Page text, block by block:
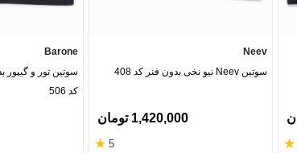
★
Neev
سوتین Neev نیو نخی بدون فنر کد 408
1,420,000 تومان
5
★
Barone
کد 506